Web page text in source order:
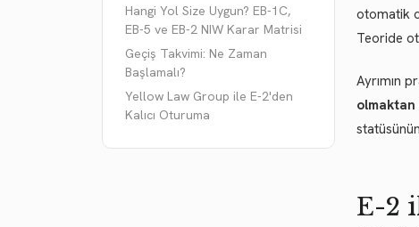
Hangi Yol Size Uygun? EB-1C,
EB-5 ve EB-2 NIW Karar Matrisi
Geçiş Takvimi: Ne Zaman
Başlamalı?
Yellow Law Group ile E-2'den
Kalıcı Oturuma
otomatik
Teoride
Ayrımın
olmaktan
E-2